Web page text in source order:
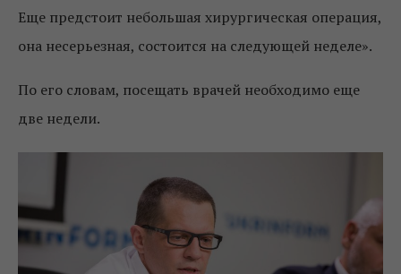
Еще предстоит небольшая хирургическая операция,
она несерьезная, состоится на следующей неделе».
По его словам, посещать врачей необходимо еще
две недели.